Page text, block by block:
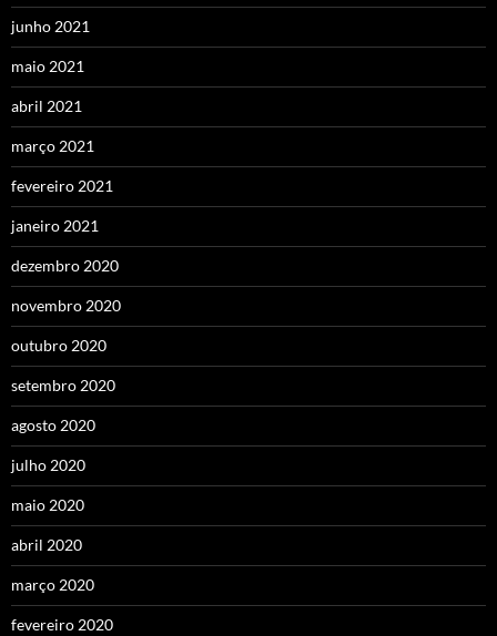
junho 2021
maio 2021
abril 2021
março 2021
fevereiro 2021
janeiro 2021
dezembro 2020
novembro 2020
outubro 2020
setembro 2020
agosto 2020
julho 2020
maio 2020
abril 2020
março 2020
fevereiro 2020